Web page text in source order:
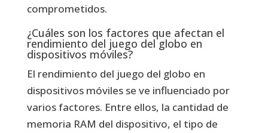
comprometidos.
¿Cuáles son los factores que afectan el
rendimiento del juego del globo en
dispositivos móviles?
El rendimiento del juego del globo en
dispositivos móviles se ve influenciado por
varios factores. Entre ellos, la cantidad de
memoria RAM del dispositivo, el tipo de